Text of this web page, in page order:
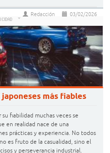
03/02/2026
Redacción
más fiables
fiabilidad muchas veces se
en realidad nace de una
prácticas y experiencia. No todos
es fruto de la casualidad, sino el
y perseverancia industrial.